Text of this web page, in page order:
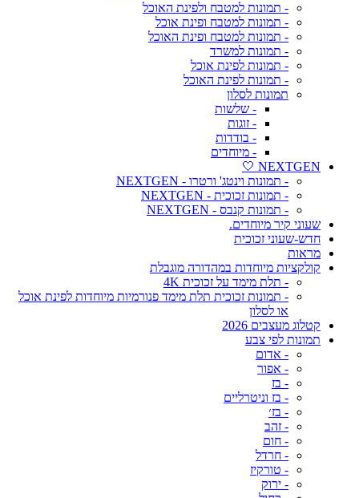
- תמונות למטבח ולפינת האוכל
- תמונות למטבח ופינת אוכל
- תמונות למטבח ופינת האוכל
- תמונות למשרד
- תמונות לפינת אוכל
- תמונות לפינת האוכל
תמונות לסלון
- שלשות
- זוגות
- בודדות
- מיוחדים
NEXTGEN 🤍
- תמונות וינטג' ורטרו - NEXTGEN
- תמונות זכוכית - NEXTGEN
- תמונות קנבס - NEXTGEN
שעוני קיר מיוחדים.
חדש-שעוני זכוכית
מראות
קולקציות מיוחדות במהדורה מוגבלת
- תלת מימד על זכוכית 4K
- תמונות זכוכית תלת מימד פנורמיות מיוחדות לפינת אוכל
או לסלון
קטלוג מעצבים 2026
תמונות לפי צבע
- אדום
- אפור
- בז
- בז וניטרליים
- בז׳
- זהב
- חום
- חרדל
- טורקיז
- ירוק